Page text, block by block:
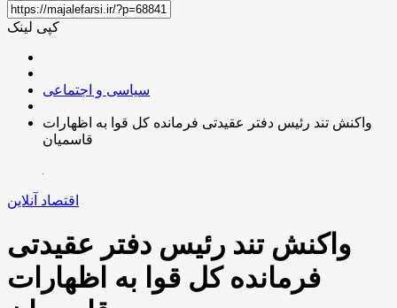
کپی لینک
سیاسی و اجتماعی
واکنش تند رئیس دفتر عقیدتی فرمانده کل قوا به اظهارات
قاسمیان
اقتصاد آنلاین
واکنش تند رئیس دفتر عقیدتی
فرمانده کل قوا به اظهارات